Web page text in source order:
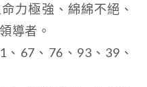
力極強、綿綿不絕、
導者。
67、76、93、39、